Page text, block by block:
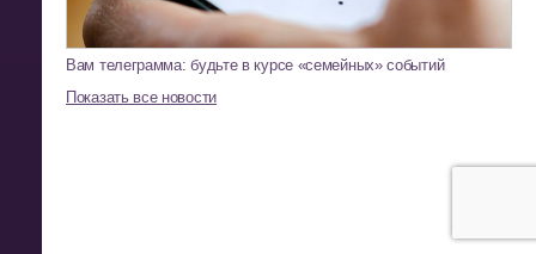
Вам телеграмма: будьте в курсе «семейных» событий
Показать все новости